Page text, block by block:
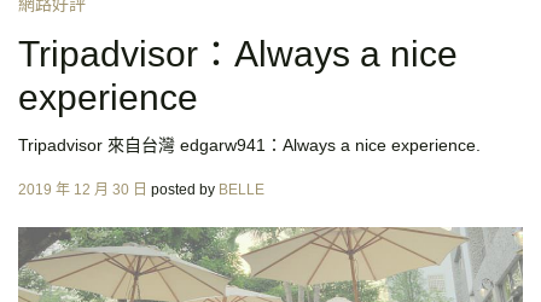
網路好評
Tripadvisor：Always a nice
experience
Tripadvisor 來自台灣 edgarw941：Always a nice experience.
Posted
2019 年 12 月 30 日 posted by BELLE